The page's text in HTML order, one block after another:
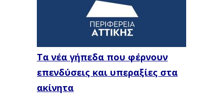
Τα νέα γήπεδα που φέρνουν
επενδύσεις και υπεραξίες στα
ακίνητα